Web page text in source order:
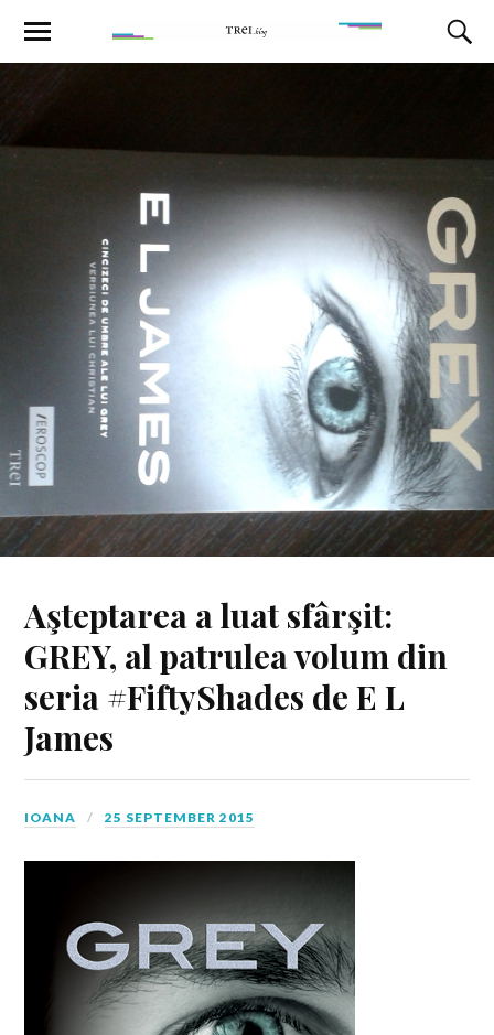
Aşteptarea a luat sfârşit:
GREY, al patrulea volum din
seria #FiftyShades de E L
James
IOANA 25 SEPTEMBER 2015